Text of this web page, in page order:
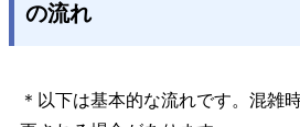
の流れ
＊以下は基本的な流れです。混雑